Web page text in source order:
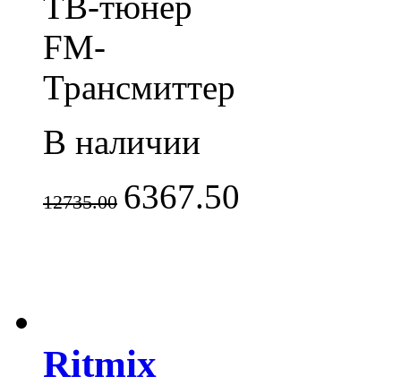
FM-
Трансмиттер
В наличии
12735.00 6367.50
Ritmix